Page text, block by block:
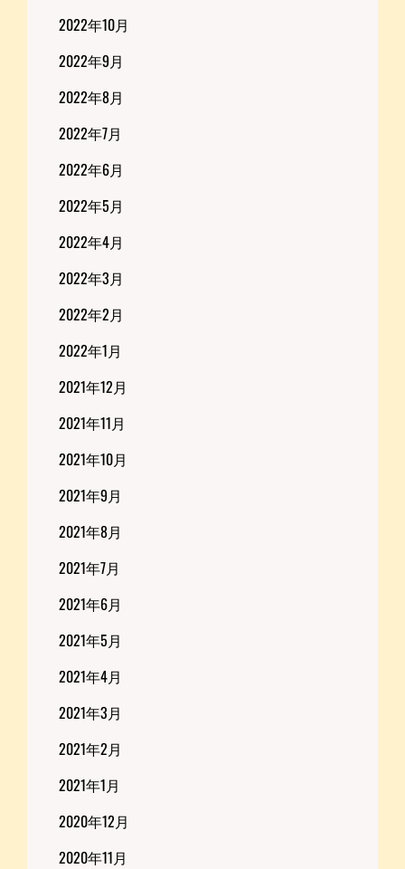
2022年10月
2022年9月
2022年8月
2022年7月
2022年6月
2022年5月
2022年4月
2022年3月
2022年2月
2022年1月
2021年12月
2021年11月
2021年10月
2021年9月
2021年8月
2021年7月
2021年6月
2021年5月
2021年4月
2021年3月
2021年2月
2021年1月
2020年12月
2020年11月